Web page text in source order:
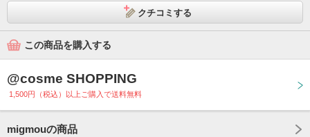
クチコミする
この商品を購入する
@cosme SHOPPING
1,500円（税込）以上ご購入で送料無料
migmouの商品